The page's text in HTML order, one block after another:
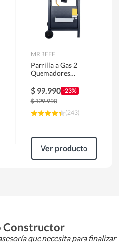
MR BEEF
Parrilla a Gas 2
Quemadores
$ 99.990 -23%
$129.990
(243)
Ver producto
Constructor
que necesita para finalizar